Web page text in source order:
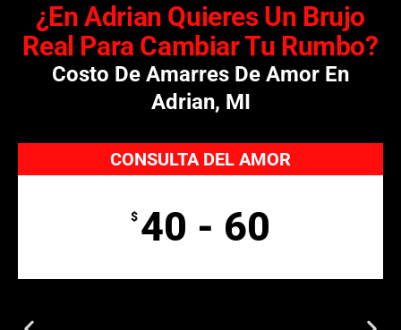
¿En Adrian Quieres Un Brujo
Real Para Cambiar Tu Rumbo?
Costo De Amarres De Amor En
Adrian, MI
CONSULTA DEL AMOR
$ 40 - 60